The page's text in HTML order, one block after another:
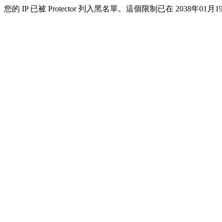
您的 IP 已被 Protector 列入黑名單。這個限制已在 2038年01月